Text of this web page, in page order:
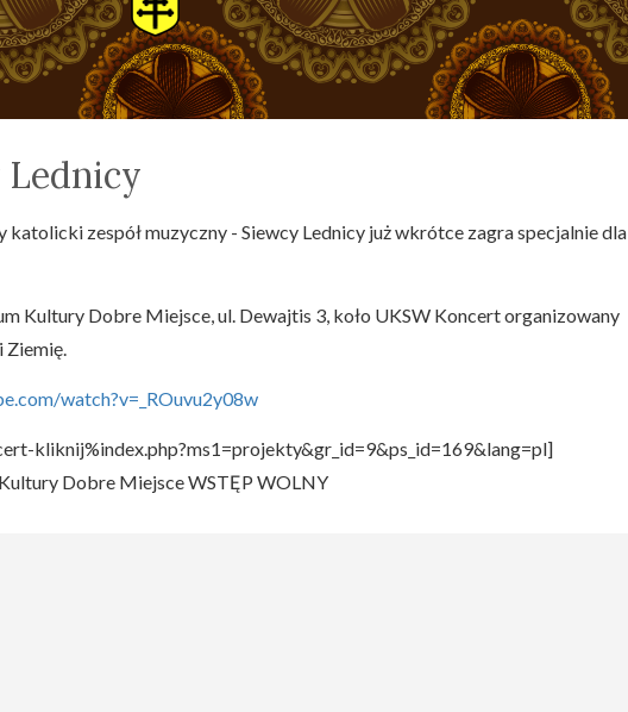
Lednicy
zespół muzyczny - Siewcy Lednicy już wkrótce zagra specjalnie dla
Kultury Dobre Miejsce, ul. Dewajtis 3, koło UKSW Koncert organizowany
Ziemię.
watch?v=_ROuvu2y08w
kliknij%index.php?ms1=projekty&gr_id=9&ps_id=169&lang=pl]
Dobre Miejsce WSTĘP WOLNY